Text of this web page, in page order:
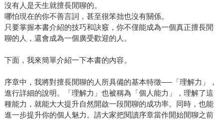
沒有人是天生就擅長閒聊的。
哪怕現在的你不善言詞，甚至很笨拙也沒有關係。
只要掌握本書介紹的技巧和訣竅，你不僅能成為一個真正擅長閒
聊的人，還會成為一個廣受歡迎的人。
下面，我來簡單介紹一下本書的內容。
序章中，我將對擅長閒聊的人所具備的基本特徵──「理解力」，
進行詳細的說明。「理解力」也被稱為「個人能力」，理解了這
種能力，就能大大提升自然開啟一段閒聊的成功率。同時，也能
進一步提升你的個人魅力。請大家把閱讀序章當作開始閒聊之前